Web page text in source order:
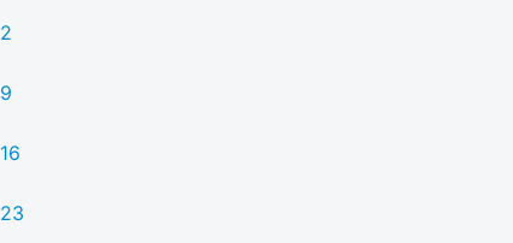
2
9
16
23